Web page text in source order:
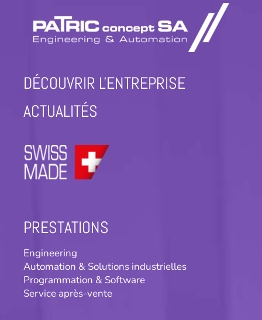
DÉCOUVRIR L'ENTREPRISE
ACTUALITÉS
PRESTATIONS
Engineering
Automation & Solutions industrielles
Programmation & Software
Service après-vente